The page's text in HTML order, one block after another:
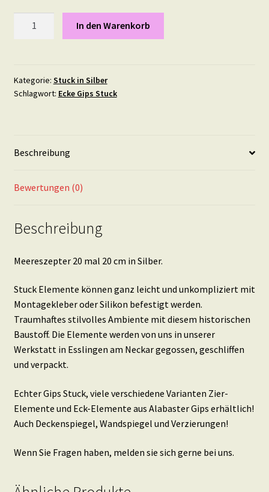
cm
in
In den Warenkorb
Kategorie: Stuck in Silber
Schlagwort: Ecke Gips Stuck
Beschreibung
Bewertungen (0)
Beschreibung
Meereszepter 20 mal 20 cm in Silber.
Stuck Elemente können ganz leicht und unkompliziert mit
Montagekleber oder Silikon befestigt werden.
Traumhaftes stilvolles Ambiente mit diesem historischen
Baustoff. Die Elemente werden von uns in unserer
Werkstatt in Esslingen am Neckar gegossen, geschliffen
und verpackt.
Echter Gips Stuck, viele verschiedene Varianten Zier-
Elemente und Eck-Elemente aus Alabaster Gips erhältlich!
Auch Deckenspiegel, Wandspiegel und Verzierungen!
Wenn Sie Fragen haben, melden sie sich gerne bei uns.